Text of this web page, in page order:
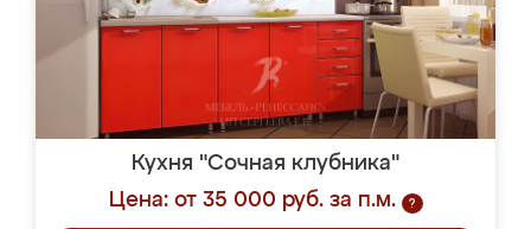
Кухня "Сочная клубника"
Цена: от 35 000 руб. за п.м.
?